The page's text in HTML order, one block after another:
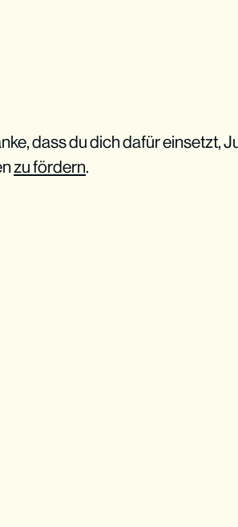
dass du dich dafür einsetzt,
zu fördern.